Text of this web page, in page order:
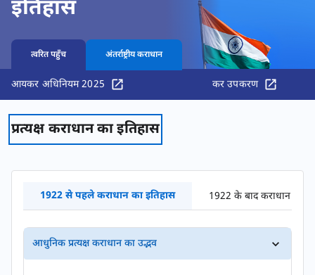
इतिहास
त्वरित पहुँच अंतर्राष्ट्रीय कराधान
आयकर अधिनियम 2025 कर उपकरण
प्रत्यक्ष कराधान का इतिहास
1922 से पहले कराधान का इतिहास 1922 के बाद कराधान का
आधुनिक प्रत्यक्ष कराधान का उद्भव